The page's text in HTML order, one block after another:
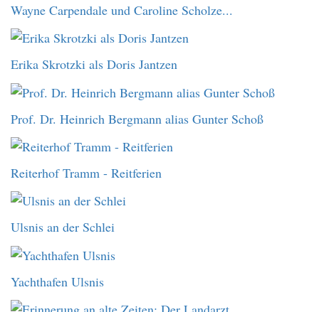
Wayne Carpendale und Caroline Scholze...
Erika Skrotzki als Doris Jantzen
Prof. Dr. Heinrich Bergmann alias Gunter Schoß
Reiterhof Tramm - Reitferien
Ulsnis an der Schlei
Yachthafen Ulsnis